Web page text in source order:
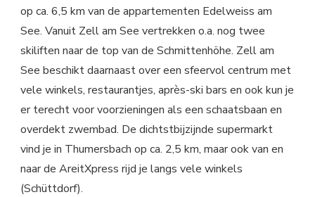
op ca. 6,5 km van de appartementen Edelweiss am
See. Vanuit Zell am See vertrekken o.a. nog twee
skiliften naar de top van de Schmittenhöhe. Zell am
See beschikt daarnaast over een sfeervol centrum met
vele winkels, restaurantjes, après-ski bars en ook kun je
er terecht voor voorzieningen als een schaatsbaan en
overdekt zwembad. De dichtstbijzijnde supermarkt
vind je in Thumersbach op ca. 2,5 km, maar ook van en
naar de AreitXpress rijd je langs vele winkels
(Schüttdorf).